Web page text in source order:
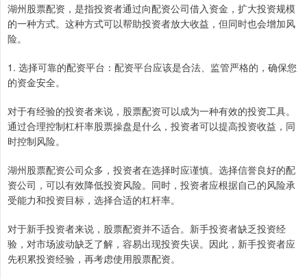
湖州股票配资，是指投资者通过向配资公司借入资金，扩大投资规模
的一种方式。这种方式可以帮助投资者放大收益，但同时也会增加风
险。
1. 选择可靠的配资平台：配资平台应该是合法、监管严格的，确保您
的资金安全。
对于有经验的投资者来说，股票配资可以成为一种有效的投资工具。
通过合理控制杠杆率股票操盘是什么，投资者可以提高投资收益，同
时控制风险。
湖州股票配资公司众多，投资者在选择时应谨慎。选择信誉良好的配
资公司，可以有效降低投资风险。同时，投资者应根据自己的风险承
受能力和投资目标，选择合适的杠杆率。
对于新手投资者来说，股票配资并不适合。新手投资者缺乏投资经
验，对市场波动缺乏了解，容易出现投资失误。因此，新手投资者应
先积累投资经验，再考虑使用股票配资。